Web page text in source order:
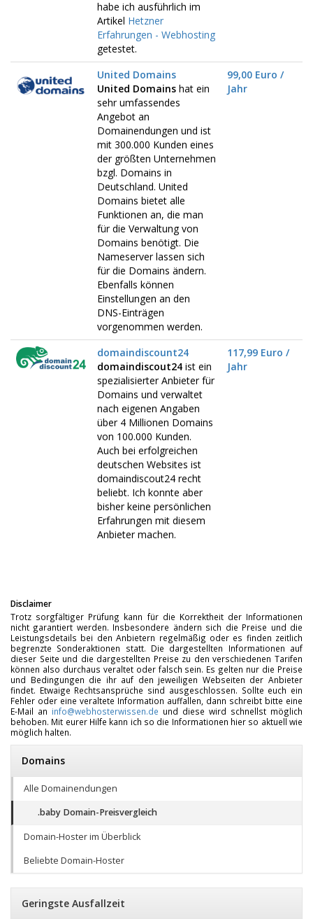
habe ich ausführlich im
Artikel Hetzner
Erfahrungen - Webhosting
getestet.
United Domains
United Domains hat ein
sehr umfassendes
Angebot an
Domainendungen und ist
mit 300.000 Kunden eines
der größten Unternehmen
bzgl. Domains in
Deutschland. United
Domains bietet alle
Funktionen an, die man
für die Verwaltung von
Domains benötigt. Die
Nameserver lassen sich
für die Domains ändern.
Ebenfalls können
Einstellungen an den
DNS-Einträgen
vorgenommen werden.
99,00 Euro /
Jahr
domaindiscount24
domaindiscout24 ist ein
spezialisierter Anbieter für
Domains und verwaltet
nach eigenen Angaben
über 4 Millionen Domains
von 100.000 Kunden.
Auch bei erfolgreichen
deutschen Websites ist
domaindiscout24 recht
beliebt. Ich konnte aber
bisher keine persönlichen
Erfahrungen mit diesem
Anbieter machen.
117,99 Euro /
Jahr
Disclaimer
Trotz sorgfältiger Prüfung kann für die Korrektheit der Informationen
nicht garantiert werden. Insbesondere ändern sich die Preise und die
Leistungsdetails bei den Anbietern regelmäßig oder es finden zeitlich
begrenzte Sonderaktionen statt. Die dargestellten Informationen auf
dieser Seite und die dargestellten Preise zu den verschiedenen Tarifen
können also durchaus veraltet oder falsch sein. Es gelten nur die Preise
und Bedingungen die ihr auf den jeweiligen Webseiten der Anbieter
findet. Etwaige Rechtsansprüche sind ausgeschlossen. Sollte euch ein
Fehler oder eine veraltete Information auffallen, dann schreibt bitte eine
E-Mail an info@webhosterwissen.de und diese wird schnellst möglich
behoben. Mit eurer Hilfe kann ich so die Informationen hier so aktuell wie
möglich halten.
Domains
Alle Domainendungen
.baby Domain-Preisvergleich
Domain-Hoster im Überblick
Beliebte Domain-Hoster
Geringste Ausfallzeit